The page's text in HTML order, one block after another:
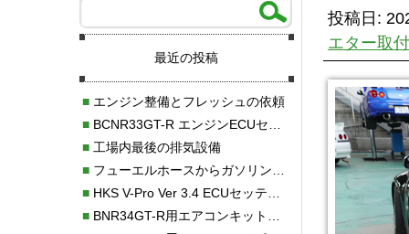
投稿日:
エター取
最近の投稿
■エンジン整備とフレッシュの依頼
■BCNR33GT-R エンジンECUセッティング調整
■工場内最後の排気設備
■フューエルホースからガソリン漏れ
■HKS V-Pro Ver 3.4 ECUセッティング
■BNR34GT-R用エアコンキット新発売！！